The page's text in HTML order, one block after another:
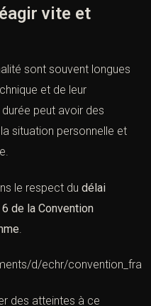
et durée de
vite et
technique et de